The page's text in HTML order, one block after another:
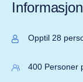
Informasjon
Opptil 28
400 Personer